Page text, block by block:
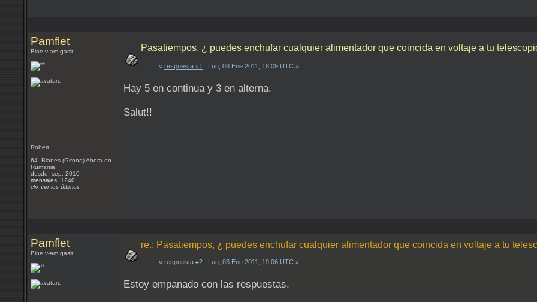
Pamflet
Bine v-am gasit!
Robert
64 Blanes (Girona) Ahora en
Rumania.
desde: sep, 2010
mensajes: 1240
clik ver los últimos
Pasatiempos, ¿ puedes enchufar cualquier alimentador que coincida en voltaje a tu
« respuesta #1 : Lun, 03 Ene 2011, 18:09 UTC »
Hay 5 en continua y 3 en alterna.
Salut!!
Pamflet
Bine v-am gasit!
re.: Pasatiempos, ¿ puedes enchufar cualquier alimentador que coincida en voltaje a tu
« respuesta #2 : Lun, 03 Ene 2011, 19:06 UTC »
Estoy empanado con las respuestas.